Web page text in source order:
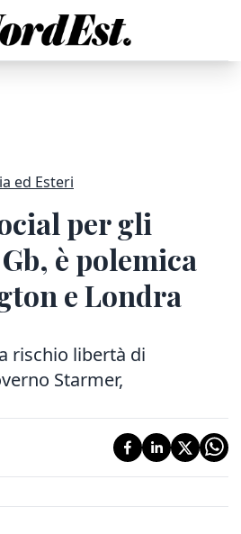
ed Esteri
per gli
è polemica
e Londra
rischio libertà di
Starmer,